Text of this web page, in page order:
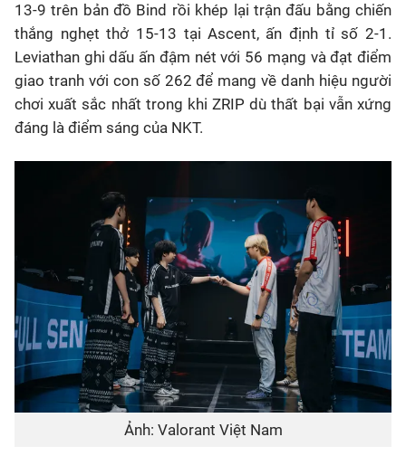
13-9 trên bản đồ Bind rồi khép lại trận đấu bằng chiến
thắng nghẹt thở 15-13 tại Ascent, ấn định tỉ số 2-1.
Leviathan ghi dấu ấn đậm nét với 56 mạng và đạt điểm
giao tranh với con số 262 để mang về danh hiệu người
chơi xuất sắc nhất trong khi ZRIP dù thất bại vẫn xứng
đáng là điểm sáng của NKT.
Ảnh: Valorant Việt Nam